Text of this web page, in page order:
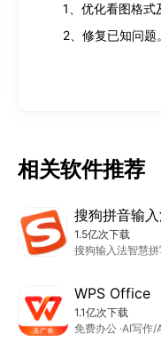
【缩略图预览】
【图片批量处理
【PDF阅读、转
【CAD看图】
【AIPDF】：支
1、优化看图格式
2、修复已知问题。
相关软件推荐
搜狗拼音输
1.5亿次下载
WPS Office
1.1亿次下载